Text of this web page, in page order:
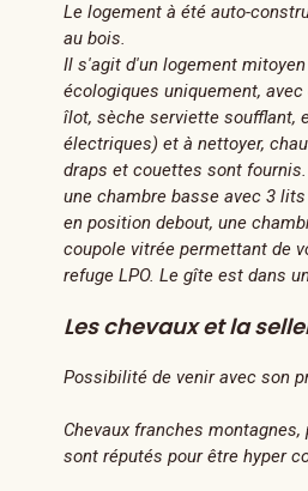
Le logement à été auto-
au bois.
Il s'agit d'un logement
écologiques uniquement,
îlot, sèche serviette soufflant,
électriques) et à nettoyer,
draps et couettes sont
une chambre basse avec 3
en position debout, une
coupole vitrée permettant de
refuge LPO. Le gîte est dans
Les chevaux et la
Possibilité de venir avec son
Chevaux franches
sont réputés pour être hyper